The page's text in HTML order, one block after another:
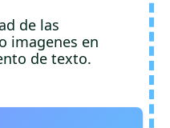
de las
imagenes en
de texto.